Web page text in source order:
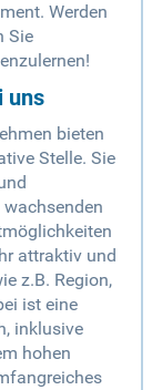
Werden
Sie
uns
bieten
Stelle. Sie
attraktiv und
z.B. Region,
ist eine
inklusive
hohen